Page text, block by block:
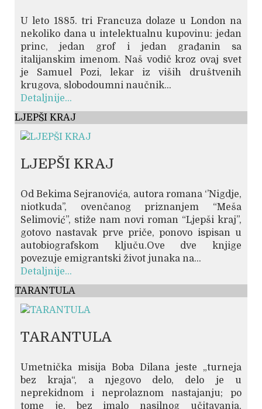
U leto 1885. tri Francuza dolaze u London na
nekoliko dana u intelektualnu kupovinu: jedan
princ, jedan grof i jedan građanin sa
italijanskim imenom. Naš vodič kroz ovaj svet
je Samuel Pozi, lekar iz viših društvenih
krugova, slobodoumni naučnik...
Detaljnije...
LJEPŠI KRAJ
LJEPŠI KRAJ
Od Bekima Sejranovića, autora romana ‘’Nigdje,
niotkuda’’, ovenčanog priznanjem “Meša
Selimović”, stiže nam novi roman “Ljepši kraj”,
gotovo nastavak prve priče, ponovo ispisan u
autobiografskom ključu.Ove dve knjige
povezuje emigrantski život junaka na...
Detaljnije...
TARANTULA
TARANTULA
Umetnička misija Boba Dilana jeste „turneja
bez kraja“, a njegovo delo, delo je u
neprekidnom i neprolaznom nastajanju; po
tome je, bez imalo nasilnog učitavanja,